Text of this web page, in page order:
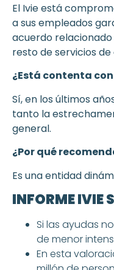
El Ivie está
a sus empleados
acuerdo
resto de servicios
¿Está contenta con
Sí, en los últimos
tanto la
general.
¿Por qué
Es una entidad
INFORME IVIE
Si las ayudas
de menor
En esta